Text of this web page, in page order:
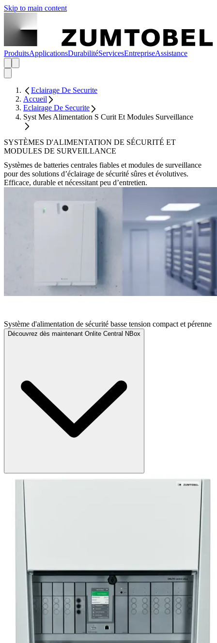
Skip to main content
ProduitsApplicationsDurabilitéServicesEntrepriseAssistance
Eclairage De Securite
Accueil
Eclairage De Securite
Syst Mes Alimentation S Curit Et Modules Surveillance
SYSTÈMES D'ALIMENTATION DE SÉCURITÉ ET
MODULES DE SURVEILLANCE
Systèmes de batteries centrales fiables et modules de surveillance
pour des solutions d’éclairage de sécurité sûres et évolutives.
Efficace, durable et nécessitant peu d’entretien.
Système d'alimentation de sécurité basse tension compact et pérenne
Découvrez dès maintenant Onlite Central NBox